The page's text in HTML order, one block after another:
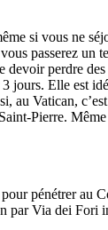
si vous ne
passerez un
devoir perdre
jours. Elle est
au Vatican,
Pierre. Même
pénétrer au
par Via dei Fori